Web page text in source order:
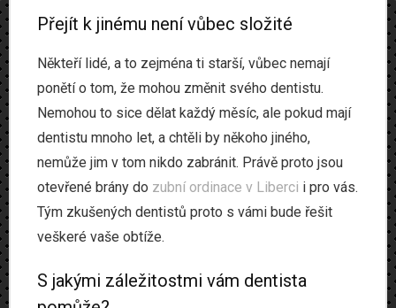
Přejít k jinému není vůbec složité
Někteří lidé, a to zejména ti starší, vůbec nemají
ponětí o tom, že mohou změnit svého dentistu.
Nemohou to sice dělat každý měsíc, ale pokud mají
dentistu mnoho let, a chtěli by někoho jiného,
nemůže jim v tom nikdo zabránit. Právě proto jsou
otevřené brány do zubní ordinace v Liberci i pro vás.
Tým zkušených dentistů proto s vámi bude řešit
veškeré vaše obtíže.
S jakými záležitostmi vám dentista